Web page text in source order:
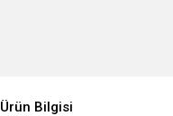
Ürün Bilgisi